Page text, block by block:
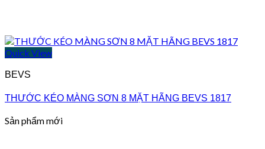
Quick View
BEVS
THƯỚC KÉO MÀNG SƠN 8 MẶT HÃNG BEVS 1817
Sản phẩm mới